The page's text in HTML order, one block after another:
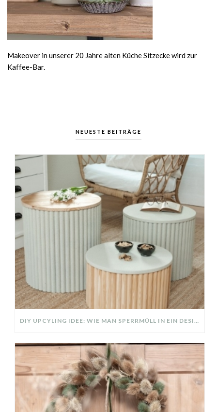
Makeover in unserer 20 Jahre alten Küche Sitzecke wird zur
Kaffee-Bar.
NEUESTE BEITRÄGE
DIY UPCYLING IDEE: WIE MAN SPERRMÜLL IN EIN DESIGNER TEIL VERWANDELT